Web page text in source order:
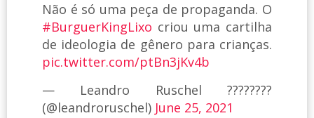
Não é só uma peça de propaganda. O
#BurguerKingLixo criou uma cartilha
de ideologia de gênero para crianças.
pic.twitter.com/ptBn3jKv4b
— Leandro Ruschel ????????
(@leandroruschel) June 25, 2021